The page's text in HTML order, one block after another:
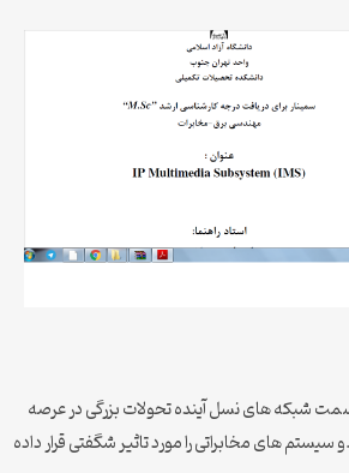
شبکه های نسل آینده تحولات بزرگی در عرصه
های مخابراتی را مورد تاثیر شگفتی قرار داده